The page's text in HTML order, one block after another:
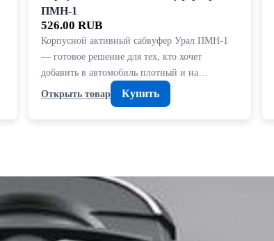
ПМН-1
526.00 RUB
Корпусной активный сабвуфер Урал ПМН-1
— готовое решение для тех, кто хочет
добавить в автомобиль плотный и на…
Открыть товар
Купить